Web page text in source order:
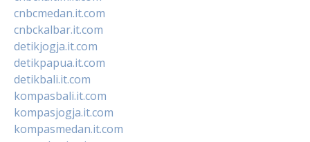
cnbcmedan.it.com
cnbckalbar.it.com
detikjogja.it.com
detikpapua.it.com
detikbali.it.com
kompasbali.it.com
kompasjogja.it.com
kompasmedan.it.com